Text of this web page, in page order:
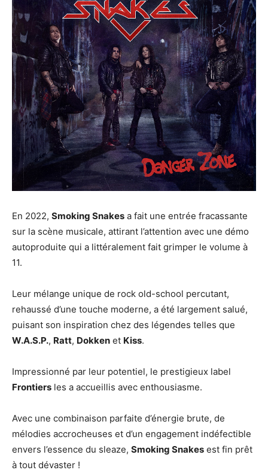
En 2022, Smoking Snakes a fait une entrée fracassante
sur la scène musicale, attirant l’attention avec une démo
autoproduite qui a littéralement fait grimper le volume à
11.
Leur mélange unique de rock old-school percutant,
rehaussé d’une touche moderne, a été largement salué,
puisant son inspiration chez des légendes telles que
W.A.S.P., Ratt, Dokken et Kiss.
Impressionné par leur potentiel, le prestigieux label
Frontiers les a accueillis avec enthousiasme.
Avec une combinaison parfaite d’énergie brute, de
mélodies accrocheuses et d’un engagement indéfectible
envers l’essence du sleaze, Smoking Snakes est fin prêt
à tout dévaster !